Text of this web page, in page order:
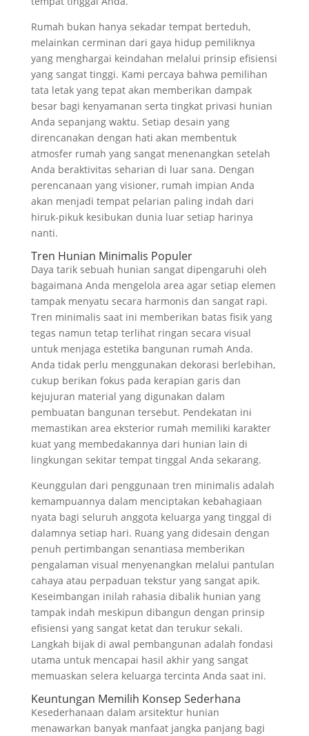
Rumah bukan hanya sekadar tempat berteduh,
melainkan cerminan dari gaya hidup pemiliknya
yang menghargai keindahan melalui prinsip efisiensi
yang sangat tinggi. Kami percaya bahwa pemilihan
tata letak yang tepat akan memberikan dampak
besar bagi kenyamanan serta tingkat privasi hunian
Anda sepanjang waktu. Setiap desain yang
direncanakan dengan hati akan membentuk
atmosfer rumah yang sangat menenangkan setelah
Anda beraktivitas seharian di luar sana. Dengan
perencanaan yang visioner, rumah impian Anda
akan menjadi tempat pelarian paling indah dari
hiruk-pikuk kesibukan dunia luar setiap harinya
nanti.
Tren Hunian Minimalis Populer
Daya tarik sebuah hunian sangat dipengaruhi oleh
bagaimana Anda mengelola area agar setiap elemen
tampak menyatu secara harmonis dan sangat rapi.
Tren minimalis saat ini memberikan batas fisik yang
tegas namun tetap terlihat ringan secara visual
untuk menjaga estetika bangunan rumah Anda.
Anda tidak perlu menggunakan dekorasi berlebihan,
cukup berikan fokus pada kerapian garis dan
kejujuran material yang digunakan dalam
pembuatan bangunan tersebut. Pendekatan ini
memastikan area eksterior rumah memiliki karakter
kuat yang membedakannya dari hunian lain di
lingkungan sekitar tempat tinggal Anda sekarang.
Keunggulan dari penggunaan tren minimalis adalah
kemampuannya dalam menciptakan kebahagiaan
nyata bagi seluruh anggota keluarga yang tinggal di
dalamnya setiap hari. Ruang yang didesain dengan
penuh pertimbangan senantiasa memberikan
pengalaman visual menyenangkan melalui pantulan
cahaya atau perpaduan tekstur yang sangat apik.
Keseimbangan inilah rahasia dibalik hunian yang
tampak indah meskipun dibangun dengan prinsip
efisiensi yang sangat ketat dan terukur sekali.
Langkah bijak di awal pembangunan adalah fondasi
utama untuk mencapai hasil akhir yang sangat
memuaskan selera keluarga tercinta Anda saat ini.
Keuntungan Memilih Konsep Sederhana
Kesederhanaan dalam arsitektur hunian
menawarkan banyak manfaat jangka panjang bagi